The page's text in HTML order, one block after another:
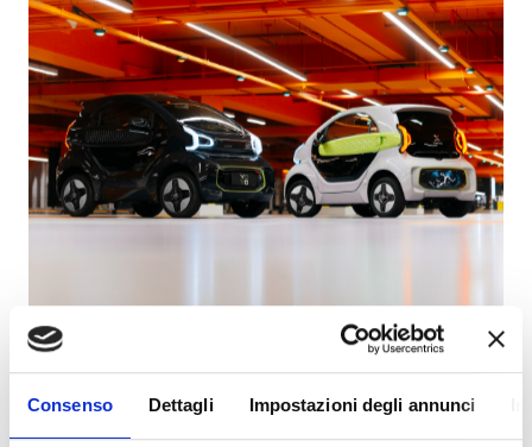
Consenso Dettagli Impostazioni degli annunci